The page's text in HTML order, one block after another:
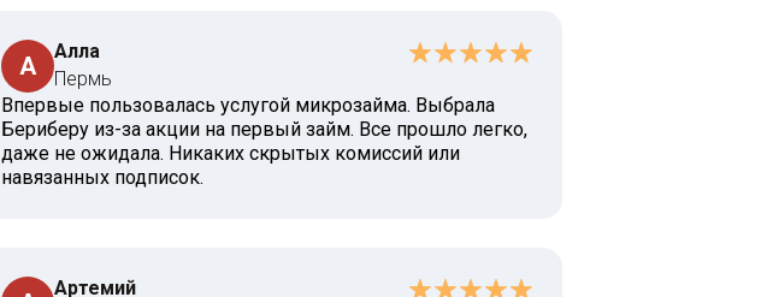
А
Алла
Пермь
Впервые пользовалась услугой микрозайма. Выбрала
Бериберу из-за акции на первый займ. Все прошло легко,
даже не ожидала. Никаких скрытых комиссий или
навязанных подписок.
Артемий